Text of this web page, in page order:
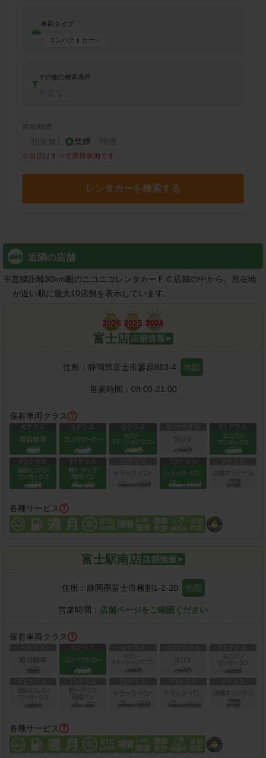
車両タイプ
コンパクトカー
その他の検索条件
禁煙/喫煙
指定無し 禁煙 喫煙
※ 当店はすべて禁煙車両です
レンタカーを検索する
近隣の店舗
※直線距離30km圏のニコニコレンタカーＦＣ店舗の中から、所在地
が近い順に最大10店舗を表示しています。
富士店
住所： 静岡県富士市蓼原883-4 地図
営業時間： 08:00-21:00
保有車両クラス
各種サービス
富士駅南店
住所： 静岡県富士市横割1-2-20 地図
営業時間： 店舗ページをご確認ください
保有車両クラス
各種サービス